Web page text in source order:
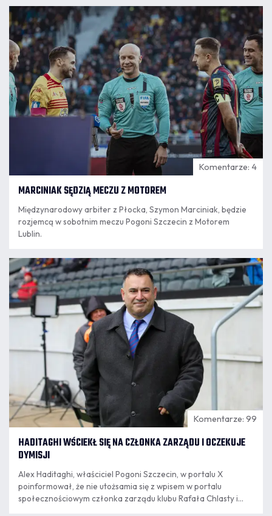
czytamy w komunikacie klubu.
06.08
12:54
Komentarze: 4
MARCINIAK SĘDZIĄ MECZU Z MOTOREM
Międzynarodowy arbiter z Płocka, Szymon Marciniak, będzie
rozjemcą w sobotnim meczu Pogoni Szczecin z Motorem
Lublin.
06.08
11:56
Komentarze: 99
HADITAGHI WŚCIEKŁ SIĘ NA CZŁONKA ZARZĄDU I OCZEKUJE
DYMISJI
Alex Haditaghi, właściciel Pogoni Szczecin, w portalu X
poinformował, że nie utożsamia się z wpisem w portalu
społecznościowym członka zarządu klubu Rafała Chlasty i